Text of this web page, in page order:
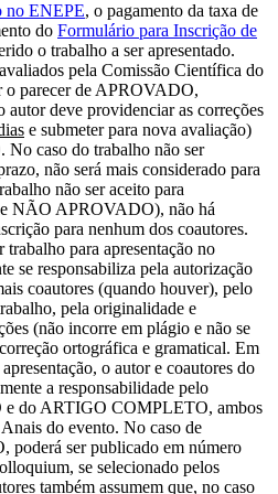
no ENEPE, o pagamento da taxa de
do Formulário para Inscrição de
o trabalho a ser apresentado.
pela Comissão Científica do
o parecer de APROVADO,
deve providenciar as correções
e submeter para nova avaliação)
caso do trabalho não ser
não será mais considerado para
não ser aceito para
NÃO APROVADO), não há
para nenhum dos coautores.
para apresentação no
se responsabiliza pela autorização
coautores (quando houver), pelo
pela originalidade e
(não incorre em plágio e não se
ortográfica e gramatical. Em
o autor e coautores do
a responsabilidade pelo
e do ARTIGO COMPLETO, ambos
do evento. No caso de
ser publicado em número
se selecionado pelos
também assumem que, no caso